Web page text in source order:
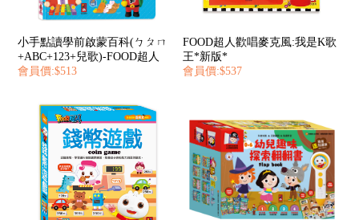
小手點讀學前啟蒙百科(ㄅㄆㄇ
+ABC+123+兒歌)-FOOD超人
會員價:$513
FOOD超人歡唱麥克風:我是K歌
王*新版*
會員價:$537